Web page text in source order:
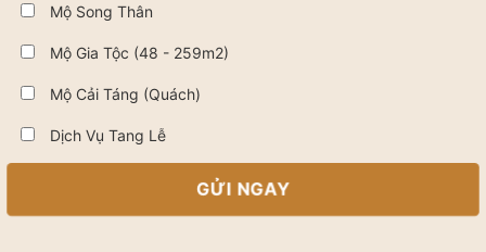
Mộ Song Thân
Mộ Gia Tộc (48 - 259m2)
Mộ Cải Táng (Quách)
Dịch Vụ Tang Lễ